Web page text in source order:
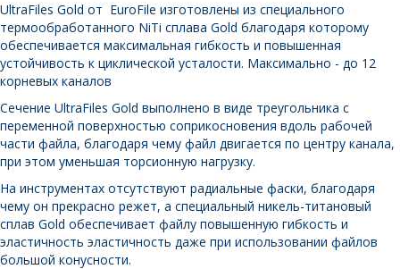
UltraFiles Gold от EuroFile изготовлены из специального
термообработанного NiTi сплава Gold благодаря которому
обеспечивается максимальная гибкость и повышенная
устойчивость к циклической усталости. Максимально - до 12
корневых каналов
Сечение UltraFiles Gold выполнено в виде треугольника с
переменной поверхностью соприкосновения вдоль рабочей
части файла, благодаря чему файл двигается по центру канала,
при этом уменьшая торсионную нагрузку.
На инструментах отсутствуют радиальные фаски, благодаря
чему он прекрасно режет, а специальный никель-титановый
сплав Gold обеспечивает файлу повышенную гибкость и
эластичность эластичность даже при использовании файлов
большой конусности.